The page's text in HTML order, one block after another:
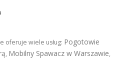
oferuje wiele usług: Pogotowie
, Mobilny Spawacz w Warszawie,